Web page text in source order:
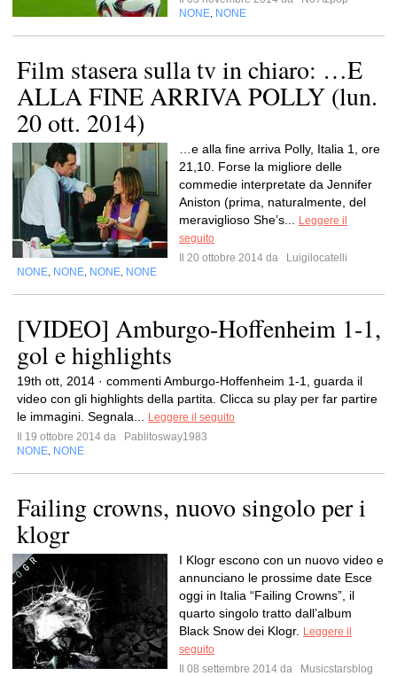
NONE NONE
Film stasera sulla tv in chiaro: …E
ALLA FINE ARRIVA POLLY (lun.
20 ott. 2014)
…e alla fine arriva Polly, Italia 1, ore
21,10. Forse la migliore delle
commedie interpretate da Jennifer
Aniston (prima, naturalmente, del
meraviglioso She’s...
Leggere il
seguito
Il 20 ottobre 2014 da
Luigilocatelli
NONE NONE NONE NONE
[VIDEO] Amburgo-Hoffenheim 1-1,
gol e highlights
19th ott, 2014 · commenti Amburgo-Hoffenheim 1-1, guarda il
video con gli highlights della partita. Clicca su play per far partire
le immagini. Segnala...
Leggere il seguito
Il 19 ottobre 2014 da
Pablitosway1983
NONE NONE
Failing crowns, nuovo singolo per i
klogr
I Klogr escono con un nuovo video e
annunciano le prossime date Esce
oggi in Italia “Failing Crowns”, il
quarto singolo tratto dall’album
Black Snow dei Klogr.
Leggere il
seguito
Il 08 settembre 2014 da
Musicstarsblog